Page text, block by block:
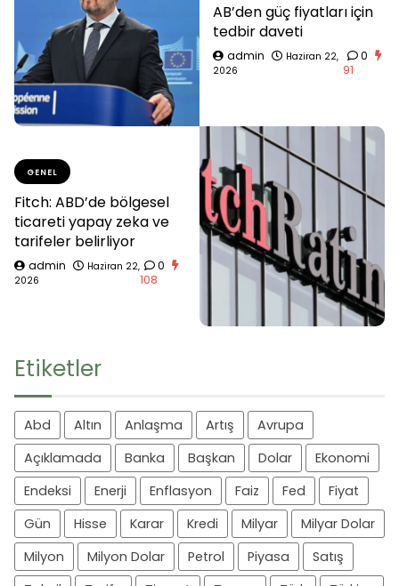
AB’den güç fiyatları için
tedbir daveti
admin
Haziran 22,
2026
0
91
GENEL
Fitch: ABD’de bölgesel
ticareti yapay zeka ve
tarifeler belirliyor
admin
Haziran 22,
2026
0
108
Etiketler
Abd Altın Anlaşma Artış
Avrupa
Açıklamada
Banka Başkan Dolar
Ekonomi
Endeksi
Enerji Enflasyon Faiz Fed
Fiyat
Gün
Hisse Karar Kredi Milyar
Milyar Dolar
Milyon
Milyon Dolar Petrol Piyasa
Satış